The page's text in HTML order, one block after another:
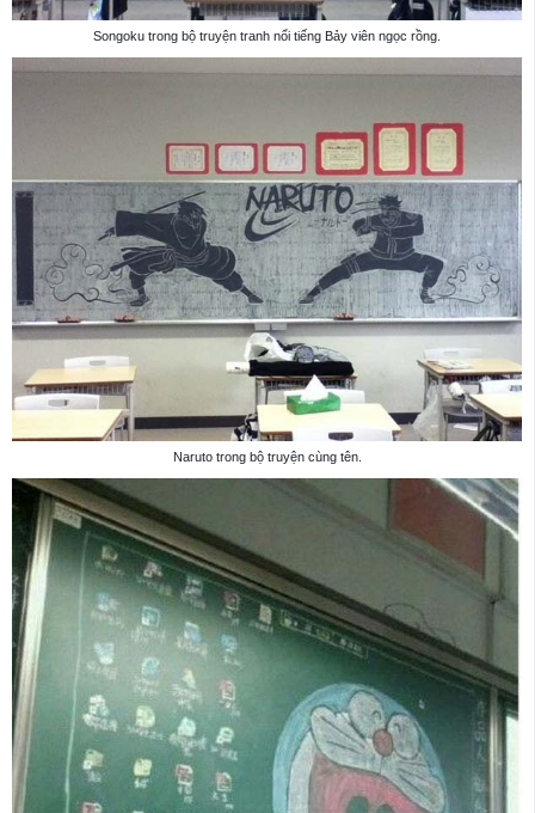
Songoku trong bộ truyện tranh nổi tiếng Bảy viên ngọc rồng.
Naruto trong bộ truyện cùng tên.